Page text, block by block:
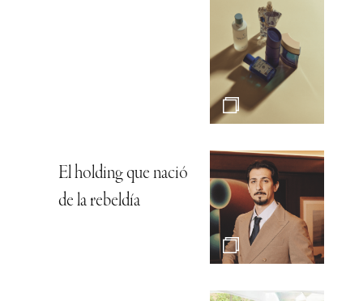
El holding que nació
de la rebeldía